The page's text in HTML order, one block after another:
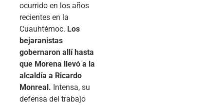
ocurrido en los años
recientes en la
Cuauhtémoc. Los
bejaranistas
gobernaron allí hasta
que Morena llevó a la
alcaldía a Ricardo
Monreal. Intensa, su
defensa del trabajo